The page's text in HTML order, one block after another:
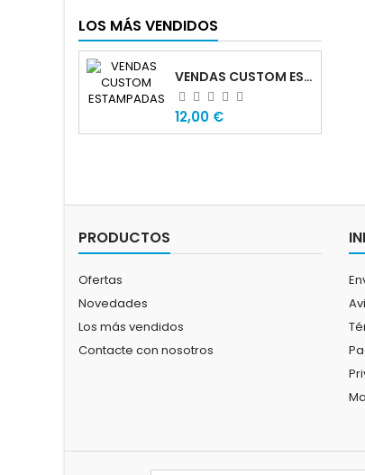
LOS MÁS VENDIDOS
VENDAS CUSTOM ESTAMPADAS
Precio
12,00 €
PRODUCTOS
Ofertas
Novedades
Los más vendidos
Contacte con nosotros